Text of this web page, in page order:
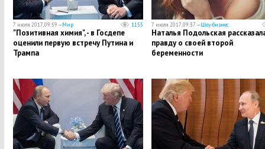
7 июля 2017, 09:59 —Мир 1155
"Позитивная химия", - в Госдепе
оценили первую встречу Путина и
Трампа
7 июля 2017, 09:37 —Шоу-бизнес
Наталья Подольская
правду о своей второй
беременности